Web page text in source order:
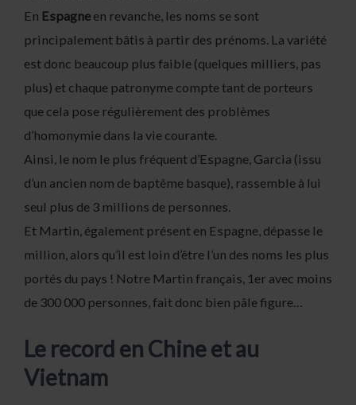
En Espagne en revanche, les noms se sont
principalement bâtis à partir des prénoms. La variété
est donc beaucoup plus faible (quelques milliers, pas
plus) et chaque patronyme compte tant de porteurs
que cela pose régulièrement des problèmes
d’homonymie dans la vie courante.
Ainsi, le nom le plus fréquent d’Espagne, Garcia (issu
d’un ancien nom de baptême basque), rassemble à lui
seul plus de 3 millions de personnes.
Et Martin, également présent en Espagne, dépasse le
million, alors qu’il est loin d’être l’un des noms les plus
portés du pays ! Notre Martin français, 1er avec moins
de 300 000 personnes, fait donc bien pâle figure…
Le record en Chine et au
Vietnam